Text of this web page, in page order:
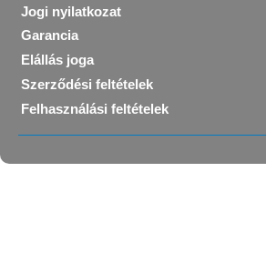
Jogi nyilatkozat
Garancia
Elállás joga
Szerződési feltételek
Felhasználási feltételek